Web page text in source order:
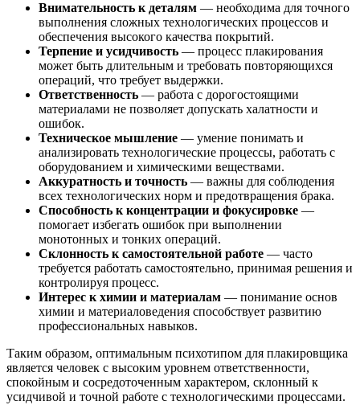
Внимательность к деталям — необходима для точного
выполнения сложных технологических процессов и
обеспечения высокого качества покрытий.
Терпение и усидчивость — процесс плакирования
может быть длительным и требовать повторяющихся
операций, что требует выдержки.
Ответственность — работа с дорогостоящими
материалами не позволяет допускать халатности и
ошибок.
Техническое мышление — умение понимать и
анализировать технологические процессы, работать с
оборудованием и химическими веществами.
Аккуратность и точность — важны для соблюдения
всех технологических норм и предотвращения брака.
Способность к концентрации и фокусировке —
помогает избегать ошибок при выполнении
монотонных и тонких операций.
Склонность к самостоятельной работе — часто
требуется работать самостоятельно, принимая решения и
контролируя процесс.
Интерес к химии и материалам — понимание основ
химии и материаловедения способствует развитию
профессиональных навыков.
Таким образом, оптимальным психотипом для плакировщика
является человек с высоким уровнем ответственности,
спокойным и сосредоточенным характером, склонный к
усидчивой и точной работе с технологическими процессами.